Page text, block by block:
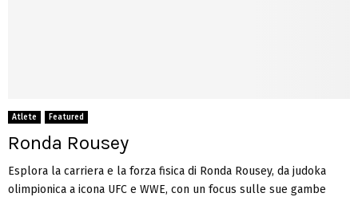
Atlete Featured
Ronda Rousey
Esplora la carriera e la forza fisica di Ronda Rousey, da judoka
olimpionica a icona UFC e WWE, con un focus sulle sue gambe